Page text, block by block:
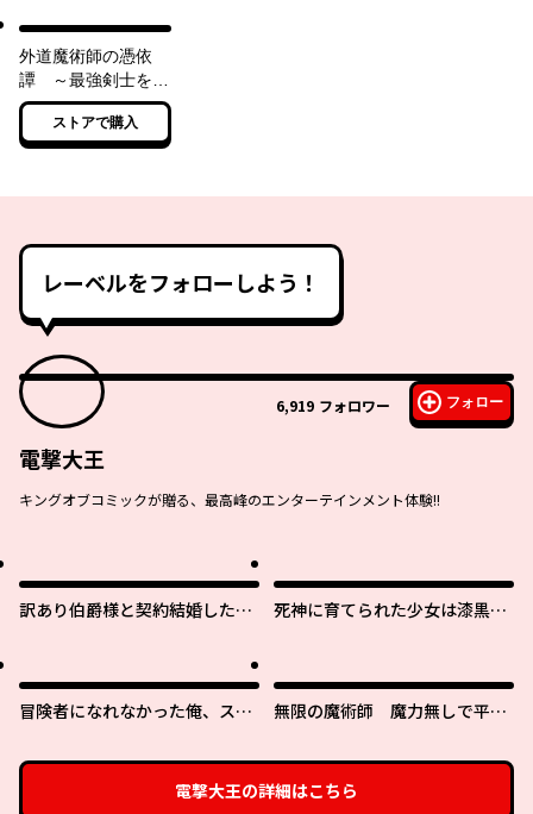
外道魔術師の憑依
譚 ～最強剣士を乗
っ取ったら、自分の
身体を探すことにな
った～
ストアで購入
レーベルをフォローしよう！
6,919 フォロワー フォロー
電撃大王
キングオブコミックが贈る、最高峰のエンターテインメント体験!!
訳あり伯爵様と契約結婚した
死神に育てられた少女は漆黒の
冒険者になれなかった俺、スキ
の子を人助け!?
無限の魔術師 魔力無しで平民
の魔力持ち。
電撃大王の詳細はこちら